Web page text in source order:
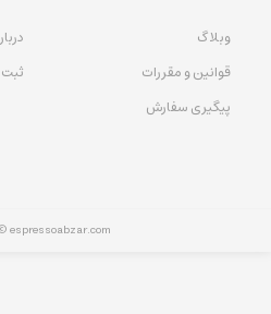
وبلاگ
قوانین و مقررات
پیگیری سفارش
espressoabzar.com